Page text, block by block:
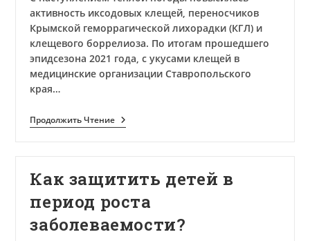
активность иксодовых клещей, переносчиков
Крымской геморрагической лихорадки (КГЛ) и
клещевого боррелиоза. По итогам прошедшего
эпидсезона 2021 года, с укусами клещей в
медицинские организации Ставропольского
края…
Продолжить ЧтениеПрофилактика
Крымской
Как защитить детей в
период роста
заболеваемости?